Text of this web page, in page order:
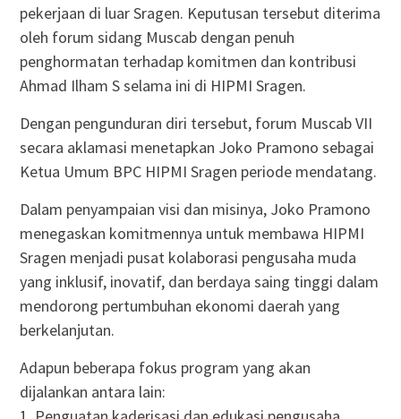
pekerjaan di luar Sragen. Keputusan tersebut diterima
oleh forum sidang Muscab dengan penuh
penghormatan terhadap komitmen dan kontribusi
Ahmad Ilham S selama ini di HIPMI Sragen.
Dengan pengunduran diri tersebut, forum Muscab VII
secara aklamasi menetapkan Joko Pramono sebagai
Ketua Umum BPC HIPMI Sragen periode mendatang.
Dalam penyampaian visi dan misinya, Joko Pramono
menegaskan komitmennya untuk membawa HIPMI
Sragen menjadi pusat kolaborasi pengusaha muda
yang inklusif, inovatif, dan berdaya saing tinggi dalam
mendorong pertumbuhan ekonomi daerah yang
berkelanjutan.
Adapun beberapa fokus program yang akan
dijalankan antara lain: